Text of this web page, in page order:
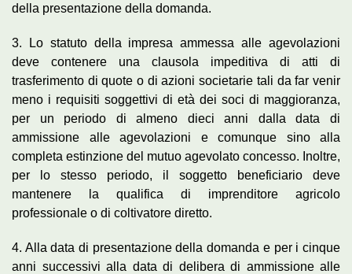
della presentazione della domanda.
3. Lo statuto della impresa ammessa alle agevolazioni
deve contenere una clausola impeditiva di atti di
trasferimento di quote o di azioni societarie tali da far venir
meno i requisiti soggettivi di età dei soci di maggioranza,
per un periodo di almeno dieci anni dalla data di
ammissione alle agevolazioni e comunque sino alla
completa estinzione del mutuo agevolato concesso. Inoltre,
per lo stesso periodo, il soggetto beneficiario deve
mantenere la qualifica di imprenditore agricolo
professionale o di coltivatore diretto.
4. Alla data di presentazione della domanda e per i cinque
anni successivi alla data di delibera di ammissione alle